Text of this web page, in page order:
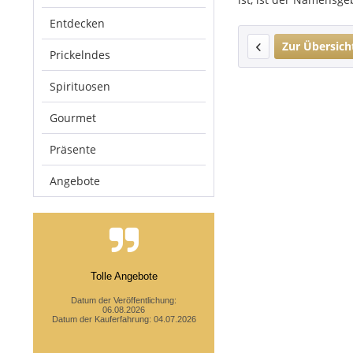
Entdecken
Prickelndes
Spirituosen
Gourmet
Präsente
Angebote
Tolle Angebote
Datum der Veröffentlichung:
06.08.2026
Datum der Kauferfahrung: 04.07.2026
Zur